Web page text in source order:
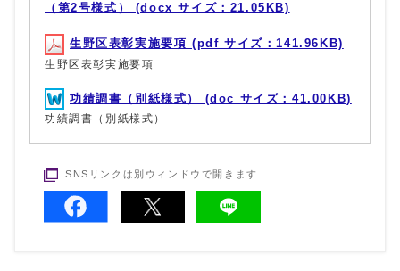
（第2号様式） (docx サイズ：21.05KB)
生野区表彰実施要項 (pdf サイズ：141.96KB)
生野区表彰実施要項
功績調書（別紙様式） (doc サイズ：41.00KB)
功績調書（別紙様式）
SNSリンクは別ウィンドウで開きます